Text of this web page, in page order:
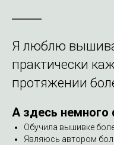
Я люблю
практически
протяжении
А здесь немного
Обучила вышивке
Являюсь автором